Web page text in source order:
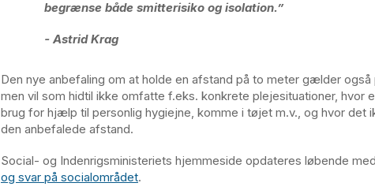
begrænse både smitterisiko og isolation.”
- Astrid Krag
Den nye anbefaling om at holde en afstand på to meter gælder også
men vil som hidtil ikke omfatte f.eks. konkrete plejesituationer, hvor
brug for hjælp til personlig hygiejne, komme i tøjet m.v., og hvor det
den anbefalede afstand.
Social- og Indenrigsministeriets hjemmeside opdateres løbende med
og svar på socialområdet.